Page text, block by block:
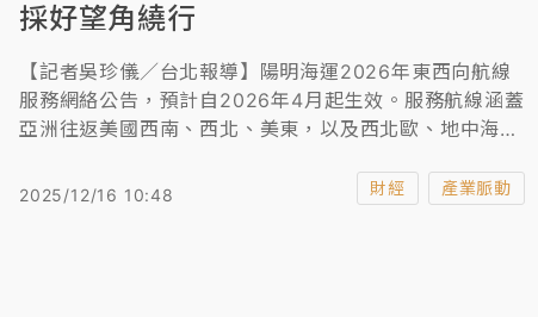
採好望角繞行
【記者吳珍儀／台北報導】陽明海運2026年東西向航線
服務網絡公告，預計自2026年4月起生效。服務航線涵蓋
亞洲往返美國西南、西北、美東，以及西北歐、地中海與
規劃將進一步強化跨太平洋航線在東南亞的布局，歐洲航
2025/12/16 10:48 財經 產業脈動